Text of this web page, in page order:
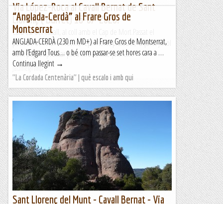
Via López-Roca al Cavall Bernat de Sant
Llorenç ( Burret) 16-07-2020.
Cara est del Cavall, al coll amb el Cap de Mort.Passat el
periode de relax estiuenc, reprenc les piulades; aquest juliol
hem pogut aprofitar prou tardes, assetjant el...
Jaumegrimp 2
“Anglada-Cerdà” al Frare Gros de
Montserrat
ANGLADA-CERDÀ (230 m MD+) al Frare Gros de Montserrat,
amb l’Edgard Tous… o bé com passar-se set hores cara a …
Continua llegint →
"La Cordada Centenària" | què escalo i amb qui
Sant Llorenç del Munt - Cavall Bernat - Via